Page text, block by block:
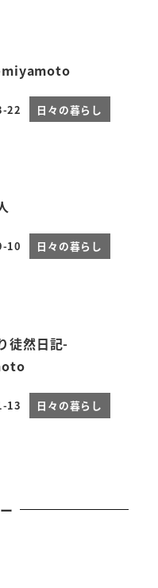
miyamoto
22 日々の暮らし
10 日々の暮らし
徒然日記-
13 日々の暮らし